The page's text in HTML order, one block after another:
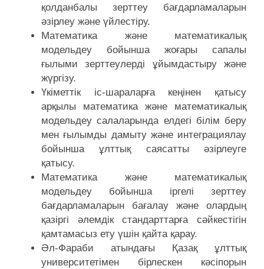
қолданбалы зерттеу бағдарламаларын
әзірлеу және үйлестіру.
Математика және математикалық
модельдеу бойынша жоғары сапалы
ғылыми зерттеулерді ұйымдастыру және
жүргізу.
Үкіметтік іс-шараларға кеңінен қатысу
арқылы математика және математикалық
модельдеу салаларында елдегі білім беру
мен ғылымды дамыту және интеграциялау
бойынша ұлттық саясатты әзірлеуге
қатысу.
Математика және математикалық
модельдеу бойынша іргелі зерттеу
бағдарламаларын бағалау және олардың
қазіргі әлемдік стандарттарға сәйкестігін
қамтамасыз ету үшін қайта қарау.
Әл-Фараби атындағы Қазақ ұлттық
университетімен бірлескен кәсіпорын